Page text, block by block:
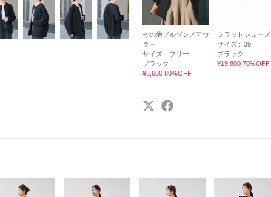
その他ブルゾン／アウ
ター
サイズ : フリー
ブラック
¥6,600 80%OFF
フラットシューズ
サイズ : 39
ブラック
¥19,800 70%OFF